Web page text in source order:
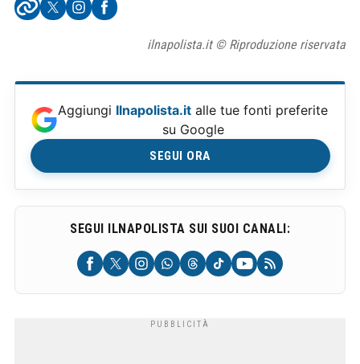
ilnapolista.it © Riproduzione riservata
Aggiungi Ilnapolista.it alle tue fonti preferite
su Google
SEGUI ORA
SEGUI ILNAPOLISTA SUI SUOI CANALI: